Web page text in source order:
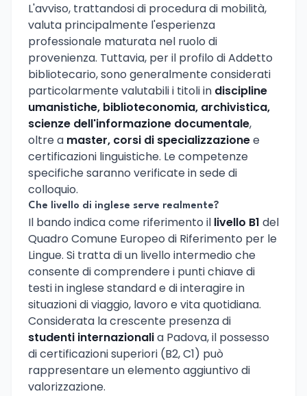
L'avviso, trattandosi di procedura di mobilità,
valuta principalmente l'esperienza
professionale maturata nel ruolo di
provenienza. Tuttavia, per il profilo di Addetto
bibliotecario, sono generalmente considerati
particolarmente valutabili i titoli in discipline
umanistiche, biblioteconomia, archivistica,
scienze dell'informazione documentale,
oltre a master, corsi di specializzazionee
certificazioni linguistiche. Le competenze
specifiche saranno verificate in sede di
colloquio.
Che livello di inglese serve realmente?
Il bando indica come riferimento il livello B1 del
Quadro Comune Europeo di Riferimento per le
Lingue. Si tratta di un livello intermedio che
consente di comprendere i punti chiave di
testi in inglese standard e di interagire in
situazioni di viaggio, lavoro e vita quotidiana.
Considerata la crescente presenza di
studenti internazionalia Padova, il possesso
di certificazioni superiori (B2, C1) può
rappresentare un elemento aggiuntivo di
valorizzazione.